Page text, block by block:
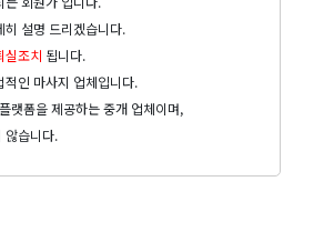
히 설명 드리겠습니다.
실조치 됩니다.
적인 마사지 업체입니다.
랫폼을 제공하는 중개 업체이며,
않습니다.